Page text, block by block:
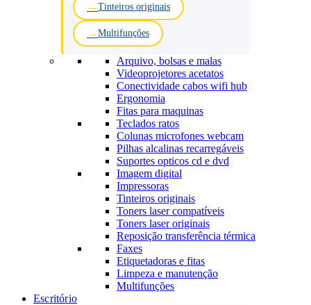
Tinteiros originais
Multifunções
Arquivo, bolsas e malas
Videoprojetores acetatos
Conectividade cabos wifi hub
Ergonomia
Fitas para maquinas
Teclados ratos
Colunas microfones webcam
Pilhas alcalinas recarregáveis
Suportes opticos cd e dvd
Imagem digital
Impressoras
Tinteiros originais
Toners laser compatíveis
Toners laser originais
Reposição transferência térmica
Faxes
Etiquetadoras e fitas
Limpeza e manutenção
Multifunções
Escritório